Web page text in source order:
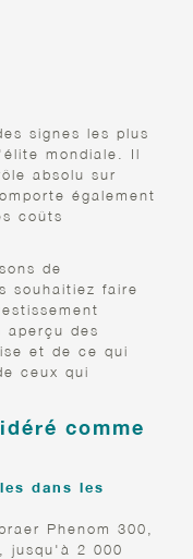
signes les plus
mondiale. Il
absolu sur
également
coûts
de
souhaitiez faire
des
et de ce qui
ceux qui
comme
dans les
Phenom 300,
jusqu'à 2 000